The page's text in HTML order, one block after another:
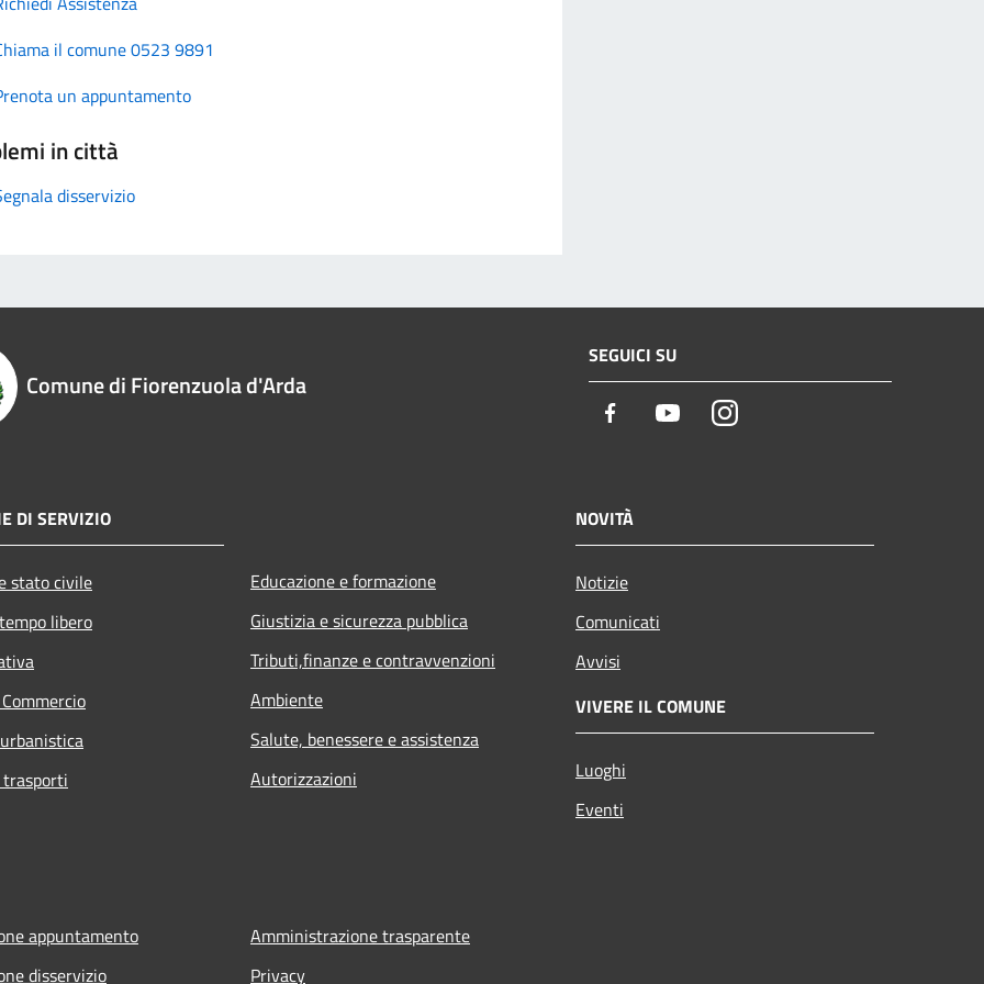
il comune 0523 9891
un appuntamento
in città
disservizio
Comune di Fiorenzuola d'Arda
SEGUICI SU
Facebook YoutubeInstagram
DI SERVIZIO
stato civile
libero
Educazione e formazione
Giustizia e sicurezza pubblica
Tributi,finanze e contravvenzioni
Ambiente
Salute, benessere e assistenza
Autorizzazioni
NOVITÀ
Notizie
Comunicati
Avvisi
VIVERE IL COMUNE
Luoghi
Eventi
appuntamento
disservizio
Amministrazione trasparente
Privacy